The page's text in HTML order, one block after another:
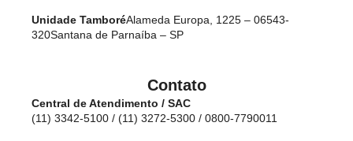
Unidade TamboréAlameda Europa, 1225 – 06543-
320Santana de Parnaíba – SP
Contato
Central de Atendimento / SAC
(11) 3342-5100 / (11) 3272-5300 / 0800-7790011